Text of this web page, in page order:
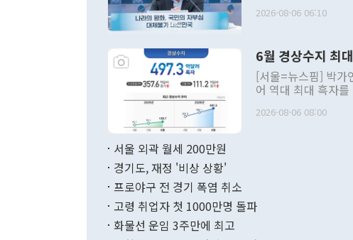
발언 중에는 정부 내
주의적 희망에 근거
관의 대북 정책 관
관 부처 장관이 공
관의 무리한 대북
다. [정동영 통일부 장관이 지난달 23일 오후 서울 종로구 정부서울청사에
무너졌다고도 했다.
2026-08-06 06:10
6월 경상수지 최
[서울=뉴스핌] 박가
어 역대 최대 흑자
료=한국은행] 한국은행이 6일 발표한 '2026년 6월 국제수지(잠정)'에 따르
며 월간 기준 처음
2026-08-06 08:00
서울 외곽 월세 200만원
경기도, 재정 '비상 상황'
프로야구 전 경기 폭염 취소
고령 취업자 첫 1000만명 돌파
화물선 운임 3주만에 최고